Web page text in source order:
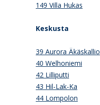
149 Villa Hukas
Keskusta
39 Aurora Äkäskallio
40 Welhoniemi
42 Lilliputti
43 Hil-Lak-Ka
44 Lompolon